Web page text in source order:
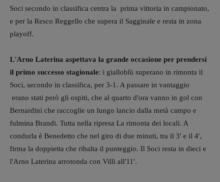
Soci secondo in classifica centra la prima vittoria in campionato,
e per la Resco Reggello che supera il Sagginale e resta in zona
playoff.
L'Arno Laterina aspettava la grande occasione per prendersi
il primo successo stagionale: i gialloblù superano in rimonta il
Soci, secondo in classifica, per 3-1. A passare in vantaggio
erano stati però gli ospiti, che al quarto d'ora vanno in gol con
Bernardini che raccoglie un lungo lancio dalla metà campo e
fulmina Brandi. Tutta nella ripresa La rimonta dei locali. A
condurla è Benedetto che nel giro di due minuti, tra il 3' e il 4',
firma la doppietta che ribalta il punteggio. Il Soci resta in dieci e
l'Arno Laterina arrotonda con Villi all'11'.